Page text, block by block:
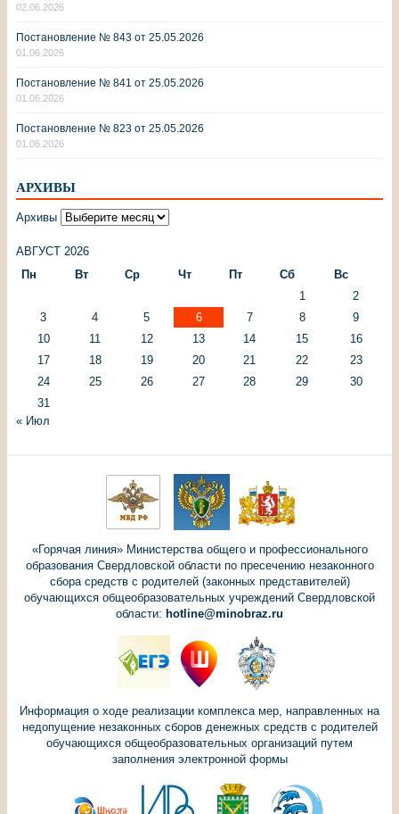
02.06.2026
Постановление № 843 от 25.05.2026
01.06.2026
Постановление № 841 от 25.05.2026
01.06.2026
Постановление № 823 от 25.05.2026
01.06.2026
АРХИВЫ
Архивы
АВГУСТ 2026
Пн
Вт Ср Чт Пт Сб
Вс
1
2
3
4 5 6 7 8
9
10
11 12 13 14 15
16
17
18 19 20 21 22
23
24
25 26 27 28 29
30
31
« Июл
«Горячая линия» Министерства общего и профессионального
образования Свердловской области по пресечению незаконного
сбора средств с родителей (законных представителей)
обучающихся общеобразовательных учреждений Свердловской
области: hotline@minobraz.ru
Информация о ходе реализации комплекса мер, направленных на
недопущение незаконных сборов денежных средств с родителей
обучающихся общеобразовательных организаций путем
заполнения электронной формы